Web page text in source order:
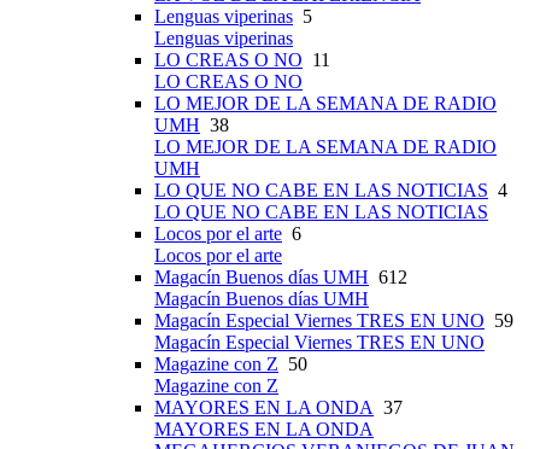
Lenguas viperinas 5
Lenguas viperinas
LO CREAS O NO 11
LO CREAS O NO
LO MEJOR DE LA SEMANA DE RADIO
UMH 38
LO MEJOR DE LA SEMANA DE RADIO
UMH
LO QUE NO CABE EN LAS NOTICIAS 4
LO QUE NO CABE EN LAS NOTICIAS
Locos por el arte 6
Locos por el arte
Magacín Buenos días UMH 612
Magacín Buenos días UMH
Magacín Especial Viernes TRES EN UNO 59
Magacín Especial Viernes TRES EN UNO
Magazine con Z 50
Magazine con Z
MAYORES EN LA ONDA 37
MAYORES EN LA ONDA